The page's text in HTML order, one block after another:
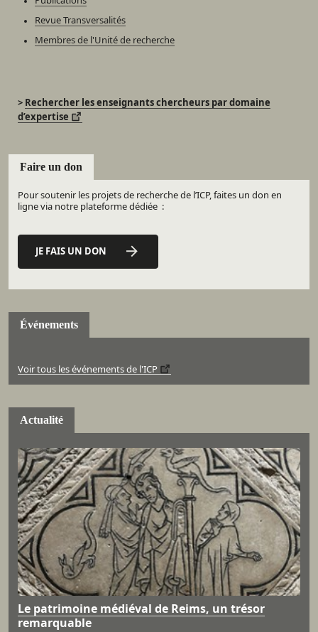
Revue Transversalités
Membres de l'Unité de recherche
> Rechercher les enseignants chercheurs par domaine
d’expertise
Faire un don
Pour soutenir les projets de recherche de l’ICP, faites un don en
ligne via notre plateforme dédiée :
JE FAIS UN DON
Événements
Voir tous les événements de l'ICP
Actualité
Le patrimoine médiéval de Reims, un trésor
remarquable